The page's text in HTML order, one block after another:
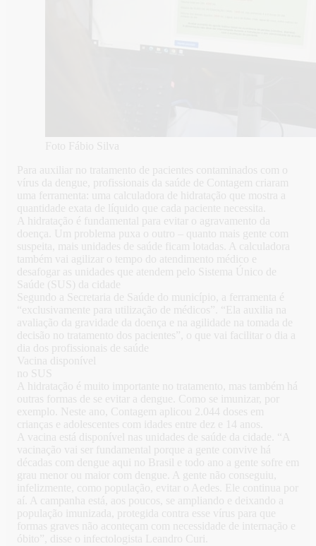
Foto Fábio Silva
Para auxiliar no tratamento de pacientes contaminados com o
vírus da dengue, profissionais da saúde de Contagem criaram
uma ferramenta: uma calculadora de hidratação que mostra a
quantidade exata de líquido que cada paciente necessita.
A hidratação é fundamental para evitar o agravamento da
doença. Um problema puxa o outro – quanto mais gente com
suspeita, mais unidades de saúde ficam lotadas. A calculadora
também vai agilizar o tempo do atendimento médico e
desafogar as unidades que atendem pelo Sistema Único de
Saúde (SUS) da cidade
Segundo a Secretaria de Saúde do município, a ferramenta é
“exclusivamente para utilização de médicos”. “Ela auxilia na
avaliação da gravidade da doença e na agilidade na tomada de
decisão no tratamento dos pacientes”, o que vai facilitar o dia a
dia dos profissionais de saúde
Vacina disponível
no SUS
A hidratação é muito importante no tratamento, mas também há
outras formas de se evitar a dengue. Como se imunizar, por
exemplo. Neste ano, Contagem aplicou 2.044 doses em
crianças e adolescentes com idades entre dez e 14 anos.
A vacina está disponível nas unidades de saúde da cidade. “A
vacinação vai ser fundamental porque a gente convive há
décadas com dengue aqui no Brasil e todo ano a gente sofre em
grau menor ou maior com dengue. A gente não conseguiu,
infelizmente, como população, evitar o Aedes. Ele continua por
aí. A campanha está, aos poucos, se ampliando e deixando a
população imunizada, protegida contra esse vírus para que
formas graves não aconteçam com necessidade de internação e
óbito”, disse o infectologista Leandro Curi.